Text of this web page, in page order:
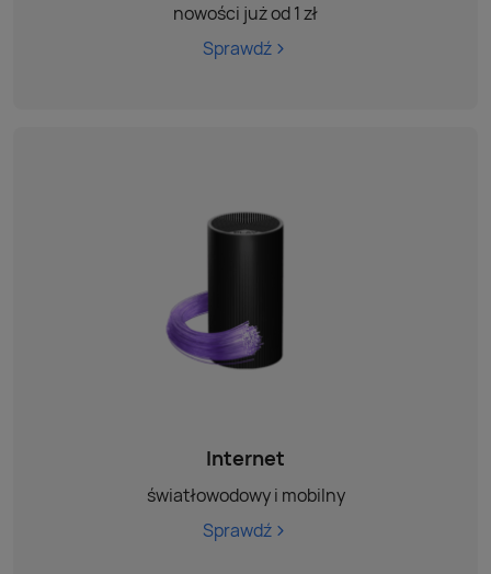
nowości już od 1 zł
Sprawdź
Internet
światłowodowy i mobilny
Sprawdź